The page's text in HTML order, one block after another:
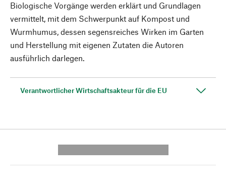
Biologische Vorgänge werden erklärt und Grundlagen
vermittelt, mit dem Schwerpunkt auf Kompost und
Wurmhumus, dessen segensreiches Wirken im Garten
und Herstellung mit eigenen Zutaten die Autoren
ausführlich darlegen.
Verantwortlicher Wirtschaftsakteur für die EU